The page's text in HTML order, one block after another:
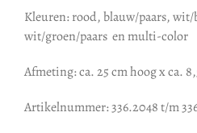
Kleuren: rood, blauw/paars,
wit/groen/paars en multi-color
Afmeting: ca. 25 cm hoog x ca.
Artikelnummer: 336.2048 t/m